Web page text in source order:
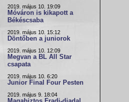
2019. május 10. 19:09
Móváron is kikapott a
Békéscsaba
2019. május 10. 15:12
Döntőben a juniorok
2019. május 10. 12:09
Megvan a BL All Star
csapata
2019. május 10. 6:20
Junior Final Four Pesten
2019. május 9. 18:04